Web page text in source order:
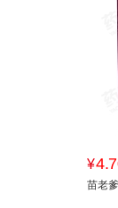
¥
苗老